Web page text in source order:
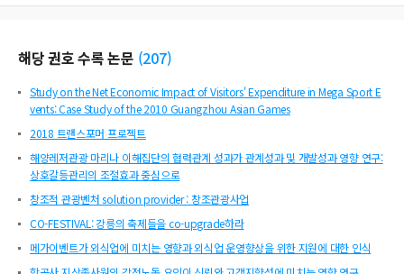
해당 권호 수록 논문 (207)
Study on the Net Economic Impact of Visitors' Expenditure in Mega Sport E
vents: Case Study of the 2010 Guangzhou Asian Games
2018 트랜스포머 프로젝트
해양레저관광 마리나 이해집단의 협력관계 성과가 관계성과 및 개발성과 영향 연구:
상호갈등관리의 조절효과 중심으로
창조적 관광벤처 solution provider : 창조관광사업
CO-FESTIVAL: 강릉의 축제들을 co-upgrade하라
메가이벤트가 외식업에 미치는 영향과 외식업 운영향상을 위한 지원에 대한 인식